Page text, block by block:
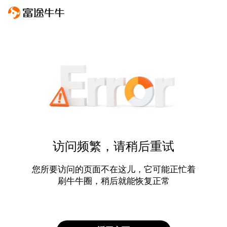
访问频繁，请稍后重试
您所要访问的页面不在这儿，它可能正忙着
刷牛牛圈，稍后就能恢复正常